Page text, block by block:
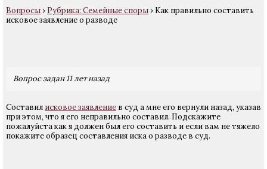
Вопросы› Рубрика: Семейные споры› Как правильно составить
исковое заявление о разводе
Вопрос задан 11 лет назад
Составил исковое заявление в суд а мне его вернули назад, указав
при этом, что я его неправильно составил. Подскажите
пожалуйста как я должен был его составить и если вам не тяжело
покажите образец составления иска о разводе в суд.